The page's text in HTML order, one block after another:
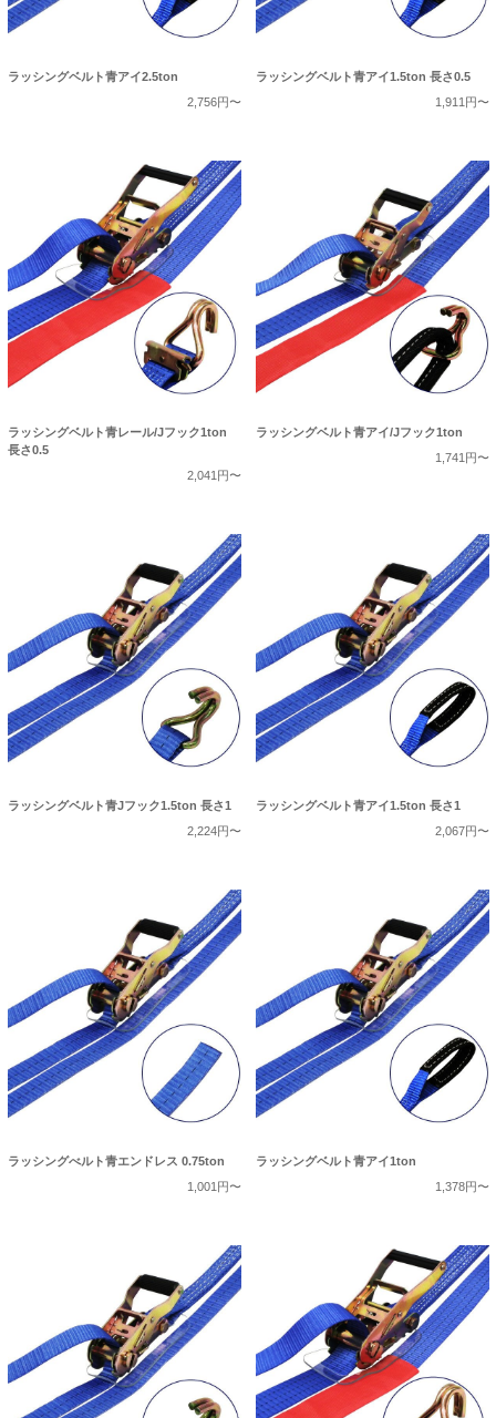
ラッシングベルト青アイ2.5ton
2,756円〜
ラッシングベルト青アイ1.5ton 長さ0.5
1,911円〜
ラッシングベルト青レール/Jフック1ton
長さ0.5
2,041円〜
ラッシングベルト青アイ/Jフック1ton
1,741円〜
ラッシングベルト青Jフック1.5ton 長さ1
2,224円〜
ラッシングベルト青アイ1.5ton 長さ1
2,067円〜
ラッシングべルト青エンドレス 0.75ton
1,001円〜
ラッシングベルト青アイ1ton
1,378円〜